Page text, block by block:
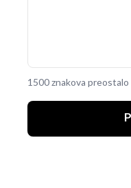
1500 znakova preostalo